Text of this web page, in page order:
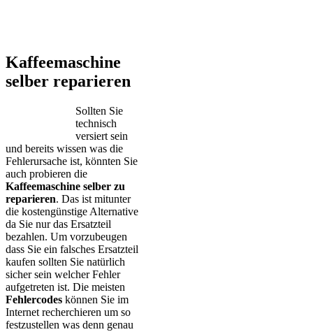
Kaffeemaschine
selber reparieren
Sollten Sie
technisch
versiert sein
und bereits wissen was die
Fehlerursache ist, könnten Sie
auch probieren die
Kaffeemaschine selber zu
reparieren. Das ist mitunter
die kostengünstige Alternative
da Sie nur das Ersatzteil
bezahlen. Um vorzubeugen
dass Sie ein falsches Ersatzteil
kaufen sollten Sie natürlich
sicher sein welcher Fehler
aufgetreten ist. Die meisten
Fehlercodes können Sie im
Internet recherchieren um so
festzustellen was denn genau